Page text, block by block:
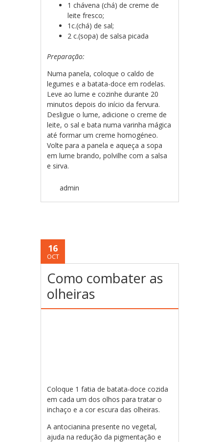
1 chávena (chá) de creme de
leite fresco;
1c.(chá) de sal;
2 c.(sopa) de salsa picada
Preparação:
Numa panela, coloque o caldo de
legumes e a batata-doce em rodelas.
Leve ao lume e cozinhe durante 20
minutos depois do início da fervura.
Desligue o lume, adicione o creme de
leite, o sal e bata numa varinha mágica
até formar um creme homogéneo.
Volte para a panela e aqueça a sopa
em lume brando, polvilhe com a salsa
e sirva.
admin
16
OCT
Como combater as
olheiras
Coloque 1 fatia de batata-doce cozida
em cada um dos olhos para tratar o
inchaço e a cor escura das olheiras.
A antocianina presente no vegetal,
ajuda na redução da pigmentação e